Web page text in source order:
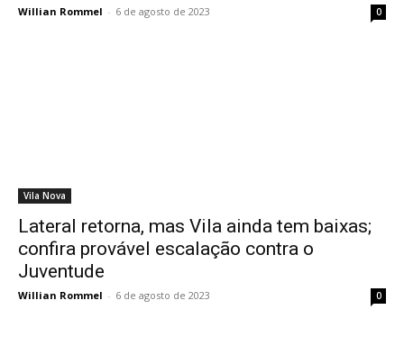
Willian Rommel - 6 de agosto de 2023 0
Vila Nova
Lateral retorna, mas Vila ainda tem baixas;
confira provável escalação contra o
Juventude
Willian Rommel - 6 de agosto de 2023 0